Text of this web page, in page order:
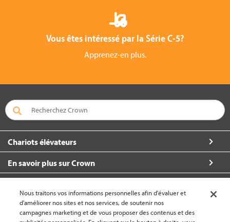
Vous êtes intéressé par la Série C-5?
Apprenez-en plus.
Chariots élévateurs
En savoir plus sur Crown
Restez en contact
Nous traitons vos informations personnelles afin d'évaluer et
d'améliorer nos sites et nos services, de soutenir nos
campagnes marketing et de vous proposer des contenus et des